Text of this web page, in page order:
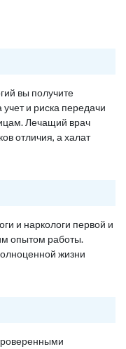
вы получите
и риска передачи
Лечащий врач
отличия, а халат
и наркологи первой и
опытом работы.
жизни